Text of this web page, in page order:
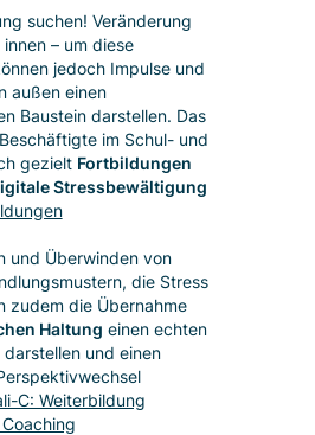
suchen! Veränderung
– um diese
jedoch Impulse und
außen einen
Baustein darstellen. Das
im Schul- und
gezielt Fortbildungen
Stressbewältigung
und Überwinden von
die Stress
zudem die Übernahme
Haltung einen echten
und einen
C: Weiterbildung